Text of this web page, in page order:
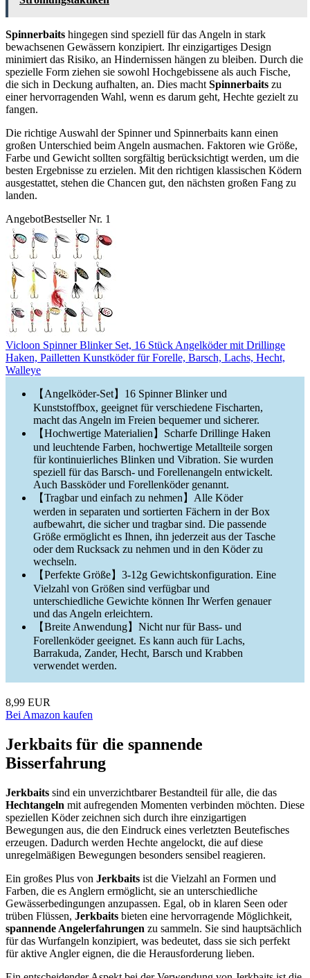
Spinnerbaits hingegen sind speziell für das Angeln in stark
bewachsenen Gewässern konzipiert. Ihr einzigartiges Design
minimiert das Risiko, an Hindernissen hängen zu bleiben. Durch die
spezielle Form ziehen sie sowohl Hochgebissene als auch Fische,
die sich in Deckung aufhalten, an. Dies machtSpinnerbaits zu
einer hervorragenden Wahl, wenn es darum geht, Hechte gezielt zu
fangen.
Die richtige Auswahl der Spinner und Spinnerbaits kann einen
großen Unterschied beim Angeln ausmachen. Faktoren wie Größe,
Farbe und Gewicht sollten sorgfältig berücksichtigt werden, um die
besten Ergebnisse zu erzielen. Mit den richtigen klassischen Ködern
ausgestattet, stehen die Chancen gut, den nächsten großen Fang zu
landen.
AngebotBestseller Nr. 1
Vicloon Spinner Blinker Set, 16 Stück Angelköder mit Drillinge
Haken, Pailletten Kunstköder für Forelle, Barsch, Lachs, Hecht,
Walleye
【Angelköder-Set】16 Spinner Blinker und
Kunststoffbox, geeignet für verschiedene Fischarten,
macht das Angeln im Freien bequemer und sicherer.
【Hochwertige Materialien】Scharfe Drillinge Haken
und leuchtende Farben, hochwertige Metallteile sorgen
für kontinuierliches Blinken und Vibration. Sie wurden
speziell für das Barsch- und Forellenangeln entwickelt.
Auch Bassköder und Forellenköder genannt.
【Tragbar und einfach zu nehmen】Alle Köder
werden in separaten und sortierten Fächern in der Box
aufbewahrt, die sicher und tragbar sind. Die passende
Größe ermöglicht es Ihnen, ihn jederzeit aus der Tasche
oder dem Rucksack zu nehmen und in den Köder zu
wechseln.
【Perfekte Größe】3-12g Gewichtskonfiguration. Eine
Vielzahl von Größen sind verfügbar und
unterschiedliche Gewichte können Ihr Werfen genauer
und das Angeln erleichtern.
【Breite Anwendung】Nicht nur für Bass- und
Forellenköder geeignet. Es kann auch für Lachs,
Barrakuda, Zander, Hecht, Barsch und Krabben
verwendet werden.
8,99 EUR
Bei Amazon kaufen
Jerkbaits für die spannende
Bisserfahrung
Jerkbaits sind ein unverzichtbarer Bestandteil für alle, die das
Hechtangeln mit aufregenden Momenten verbinden möchten. Diese
speziellen Köder zeichnen sich durch ihre einzigartigen
Bewegungen aus, die den Eindruck eines verletzten Beutefisches
erzeugen. Dadurch werden Hechte angelockt, die auf diese
unregelmäßigen Bewegungen besonders sensibel reagieren.
Ein großes Plus von Jerkbaits ist die Vielzahl an Formen und
Farben, die es Anglern ermöglicht, sie an unterschiedliche
Gewässerbedingungen anzupassen. Egal, ob in klaren Seen oder
trüben Flüssen, Jerkbaits bieten eine hervorragende Möglichkeit,
spannende Angelerfahrungen zu sammeln. Sie sind hauptsächlich
für das Wurfangeln konzipiert, was bedeutet, dass sie sich perfekt
für aktive Angler eignen, die die Herausforderung lieben.